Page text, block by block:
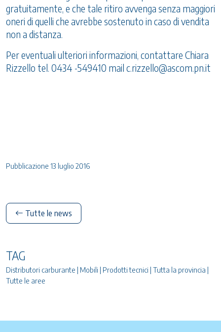
gratuitamente, e che tale ritiro avvenga senza maggiori
oneri di quelli che avrebbe sostenuto in caso di vendita
non a distanza.
Per eventuali ulteriori informazioni, contattare Chiara
Rizzello tel. 0434 -549410 mail c.rizzello@ascom.pn.it
Pubblicazione 13 luglio 2016
Tutte le news
TAG
Distributori carburante | Mobili | Prodotti tecnici | Tutta la provincia |
Tutte le aree